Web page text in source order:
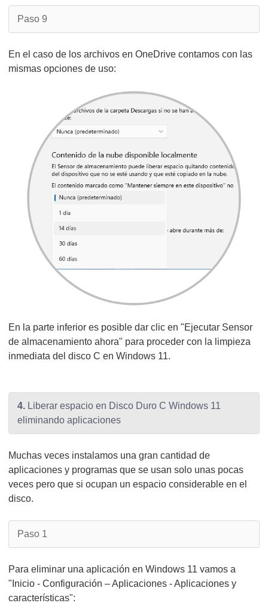
Paso 9
En el caso de los archivos en OneDrive contamos con las
mismas opciones de uso:
En la parte inferior es posible dar clic en "Ejecutar Sensor
de almacenamiento ahora" para proceder con la limpieza
inmediata del disco C en Windows 11.
4. Liberar espacio en Disco Duro C Windows 11
eliminando aplicaciones
Muchas veces instalamos una gran cantidad de
aplicaciones y programas que se usan solo unas pocas
veces pero que si ocupan un espacio considerable en el
disco.
Paso 1
Para eliminar una aplicación en Windows 11 vamos a
"Inicio - Configuración – Aplicaciones - Aplicaciones y
características":